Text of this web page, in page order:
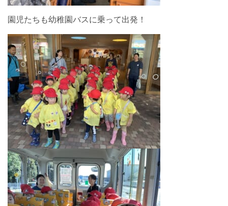
園児たちも幼稚園バスに乗って出発！